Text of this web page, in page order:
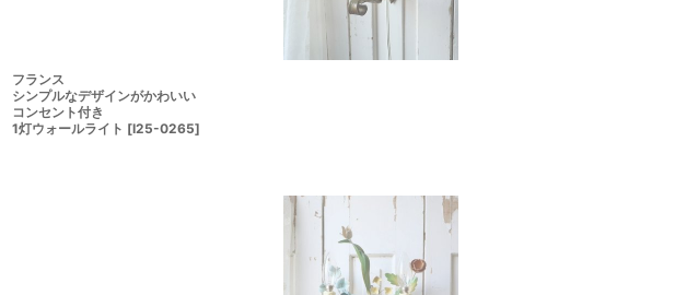
フランス
シンプルなデザインがかわいい
コンセント付き
1灯ウォールライト [I25-0265]